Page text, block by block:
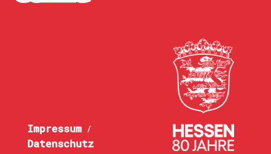
Impressum /
Datenschutz